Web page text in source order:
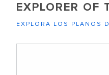
EXPLORER OF
EXPLORA LOS PLANOS